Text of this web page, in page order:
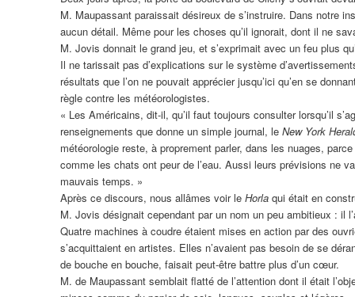
M. Maupassant paraissait désireux de s’instruire. Dans notre
aucun détail. Même pour les choses qu’il ignorait, dont il ne
M. Jovis donnait le grand jeu, et s’exprimait avec un feu plus
Il ne tarissait pas d’explications sur le système
résultats que l’on ne pouvait apprécier jusqu’ici qu’en se
règle contre les météorologistes.
« Les Américains, dit-il, qu’il faut toujours consulter lorsqu’il
renseignements que donne un simple journal, le New York
météorologie reste, à proprement parler, dans les nuages,
comme les chats ont peur de l’eau. Aussi leurs prévisions ne
mauvais temps. »
Après ce discours, nous allâmes voir le Horla qui était en
M. Jovis désignait cependant par un nom un peu ambitieux : il
Quatre machines à coudre étaient mises en action par des
s’acquittaient en artistes. Elles n’avaient pas besoin de se
de bouche en bouche, faisait peut-être battre plus d’un cœur.
M. de Maupassant semblait ﬂatté de l’attention dont il était